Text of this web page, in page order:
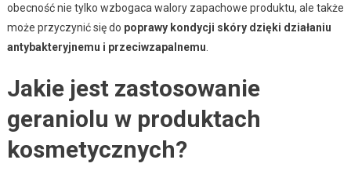
obecność nie tylko wzbogaca walory zapachowe produktu, ale także
może przyczynić się do poprawy kondycji skóry dzięki działaniu
antybakteryjnemu i przeciwzapalnemu
Jakie jest zastosowanie
geraniolu w produktach
kosmetycznych?